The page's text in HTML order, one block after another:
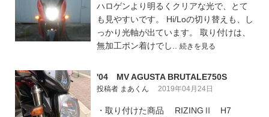
ハロゲンより明るくクリアな光で、とて
も見やすいです。 Hi/Loの切り替えも、し
っかり光軸が出ています。 取り付けは、
無加工ポン着けでし.. 続きを見る
'04 MV AGUSTA BRUTALE750S
投稿者 まあくん 2019年04月24日
・取り付けた商品 RIZINGⅡ H7